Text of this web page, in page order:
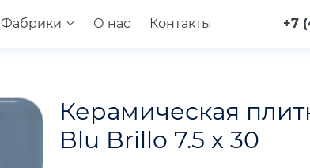
Фабрики О нас Контакты +7
Керамическая
Blu Brillo 7.5 x 30